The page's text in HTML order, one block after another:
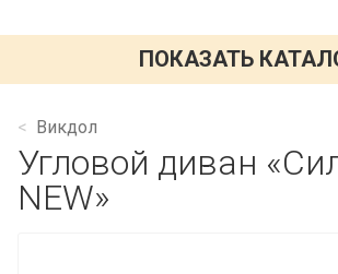
ПОКАЗАТЬ
Викдол
Угловой диван
NEW»